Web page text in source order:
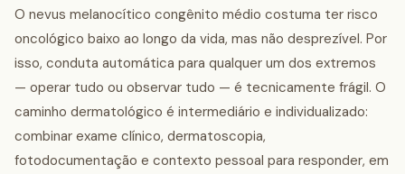
O nevus melanocítico congênito médio costuma ter risco
oncológico baixo ao longo da vida, mas não desprezível. Por
isso, conduta automática para qualquer um dos extremos
— operar tudo ou observar tudo — é tecnicamente frágil. O
caminho dermatológico é intermediário e individualizado:
combinar exame clínico, dermatoscopia,
fotodocumentação e contexto pessoal para responder, em